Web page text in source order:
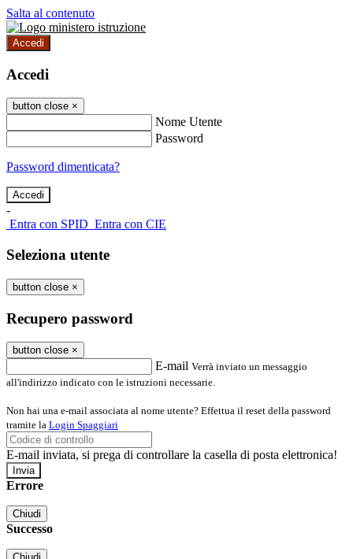
Salta al contenuto
Accedi
Accedi
button close ×
Nome Utente
Password
Password dimenticata?
-
Entra con SPID Entra con CIE
Seleziona utente
button close ×
Recupero password
button close ×
E-mail Verrà inviato un messaggio
all'indirizzo indicato con le istruzioni necessarie.
Non hai una e-mail associata al nome utente? Effettua il reset della password
tramite la Login Spaggiari
E-mail inviata, si prega di controllare la casella di posta elettronica!
Errore
Chiudi
Successo